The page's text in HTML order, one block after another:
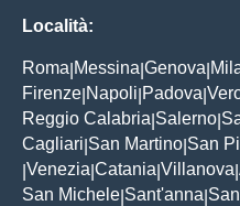
Località:
Roma Messina Genova
Firenze Napoli Padova
Reggio Calabria Salerno
Cagliari San Martino San
Venezia Catania Villanova
San Michele Sant'anna